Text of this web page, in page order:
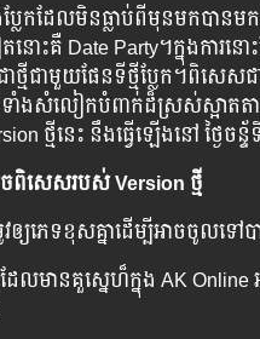
ប្លែកដែលមិនធ្លាប់ពីមុនមកបាន
ោះគឺ Date Party​។ក្នុង​ការ​
ថ្មី​​ជា​មួយ​ផែន​ទី​ថ្មី​ប្លែក​។​ពិសេស​​​​
ទាំង​​​​​សំលៀក​បំពាក់​​​​​ដ៏​​ស្រស់​​​ស្អាត​
ថ្មី​​នេះ​ នឹង​​​ធ្វើ​​​​ឡើង​​នៅ ​ថ្ងៃចន្ទ័
សេសរបស់ Version​ ​ថ្មី
ឲ្យភេទខុសគ្នាដើម្បីអាចចូលទៅប
ែលមានគួស្នេហ៏ក្នុង AK Online